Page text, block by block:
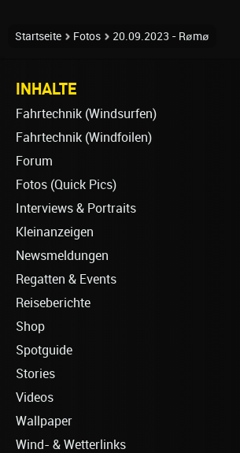
Startseite Fotos 20.09.2023 - Rømø
INHALTE
Fahrtechnik (Windsurfen)
Fahrtechnik (Windfoilen)
Forum
Fotos (Quick Pics)
Interviews & Portraits
Kleinanzeigen
Newsmeldungen
Regatten & Events
Reiseberichte
Shop
Spotguide
Stories
Videos
Wallpaper
Wind- & Wetterlinks